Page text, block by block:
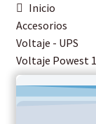
Inicio
Accesorios
Voltaje - UPS
Voltaje Powest